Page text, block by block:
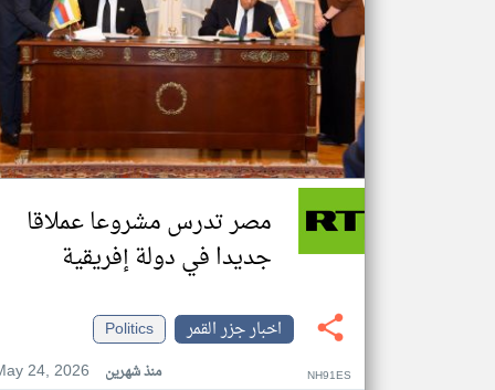
مصر تدرس مشروعا عملاقا
جديدا في دولة إفريقية
اخبار جزر القمر
Politics
24, 2026
منذ شهرين NH91ES